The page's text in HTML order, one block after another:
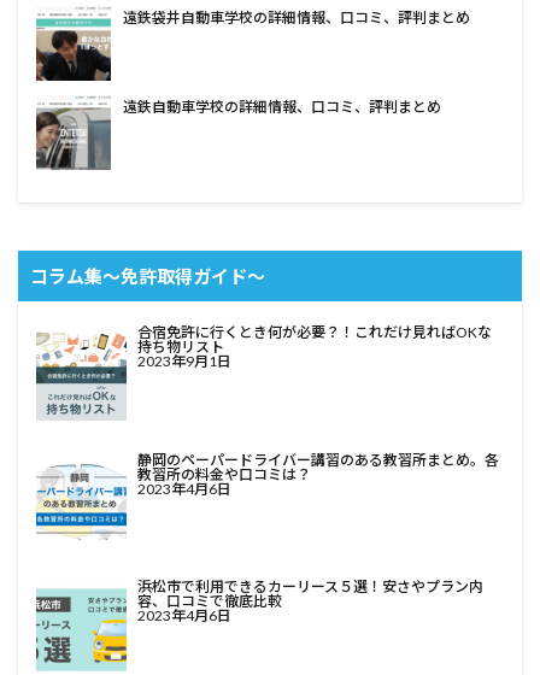
遠鉄袋井自動車学校の詳細情報、口コミ、評判まとめ
遠鉄自動車学校の詳細情報、口コミ、評判まとめ
コラム集〜免許取得ガイド〜
合宿免許に行くとき何が必要？！これだけ見ればOKな
持ち物リスト
2023年9月1日
静岡のペーパードライバー講習のある教習所まとめ。各
教習所の料金や口コミは？
2023年4月6日
浜松市で利用できるカーリース５選！安さやプラン内
容、口コミで徹底比較
2023年4月6日